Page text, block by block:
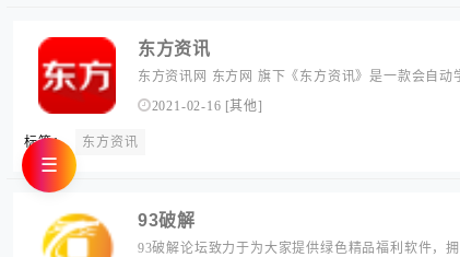
东方资讯
东方资讯网 东方网 旗下《东方资讯》是一款会自动
为你推荐喜欢的内容,并且越用越懂你.就要你好看,东
2021-02-16 [其他]
标签： 东方资讯
93破解
93破解论坛致力于为大家提供绿色精品福利软件，
☰